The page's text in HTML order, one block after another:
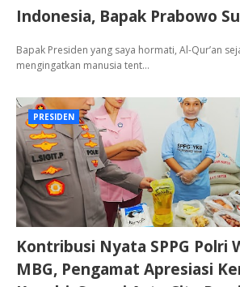
Indonesia, Bapak Prabowo
Bapak Presiden yang saya hormati, Al-Qur’an
mengingatkan manusia tent…
PRESIDEN
Kontribusi Nyata SPPG Polri
MBG, Pengamat Apresiasi